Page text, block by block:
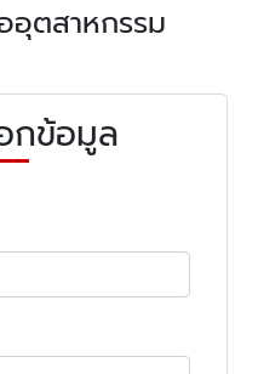
ตสาหกรรม
กข้อมูล